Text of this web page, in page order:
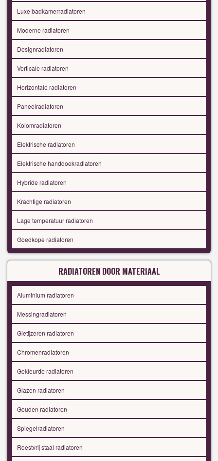
Luxe badkamerradiatoren
Moderne radiatoren
Designradiatoren
Verticale radiatoren
Horizontale radiatoren
Paneelradiatoren
Kolomradiatoren
Elektrische radiatoren
Elektrische handdoekradiatoren
Hybride radiatoren
Krachtige radiatoren
Lage temperatuur radiatoren
Goedkope radiatoren
RADIATOREN DOOR MATERIAAL
Aluminium radiatoren
Messingradiatoren
Gietijzeren radiatoren
Chromenradiatoren
Gekleurde radiatoren
Glazen radiatoren
Gouden radiatoren
Spiegelradiatoren
Roestvrij staal radiatoren